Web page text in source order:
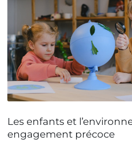
Les enfants et
engagement précoce